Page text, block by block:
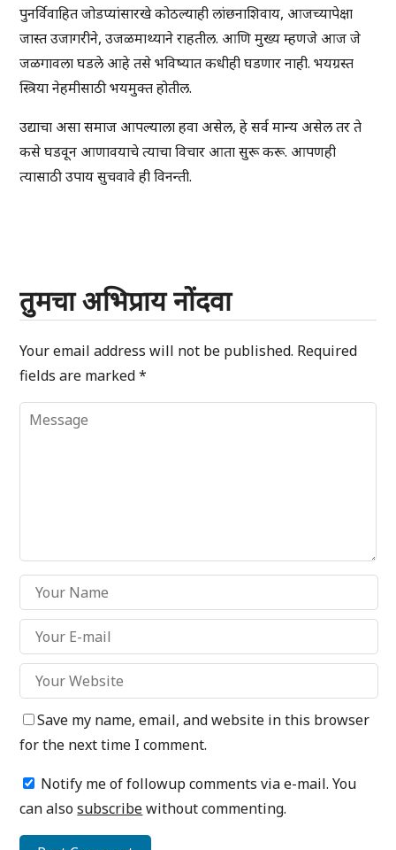
पुनर्विवाहित जोडप्यांसारखे कोठल्याही लांछनाशिवाय, आजच्यापेक्षा
जास्त उजागरीने, उजळमाथ्याने राहतील. आणि मुख्य म्हणजे आज जे
जळगावला घडले आहे तसे भविष्यात कधीही घडणार नाही. भयग्रस्त
स्त्रिया नेहमीसाठी भयमुक्त होतील.
उद्याचा असा समाज आपल्याला हवा असेल, हे सर्व मान्य असेल तर ते
कसे घडवून आणावयाचे त्याचा विचार आता सुरू करू. आपणही
त्यासाठी उपाय सुचवावे ही विनन्ती.
तुमचा अभिप्राय नोंदवा
Your email address will not be published. Required
fields are marked*
Save my name, email, and website in this browser
for the next time I comment.
Notify me of followup comments via e-mail. You
can alsosubscribewithout commenting.